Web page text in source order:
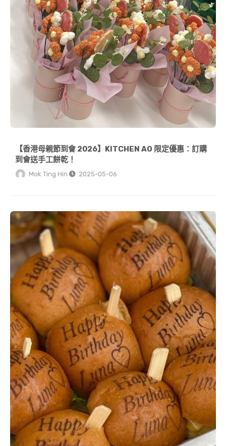
【香港母親節到會 2026】KITCHEN AO 限定優惠：訂購
到會送手工餅乾！
Mok Ting Hin 2025-05-06